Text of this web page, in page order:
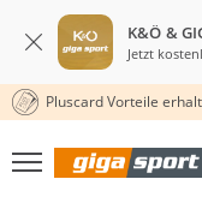
K&Ö &
Jetzt
Pluscard Vorteile
GIGASTYLE
FAHRRAD­